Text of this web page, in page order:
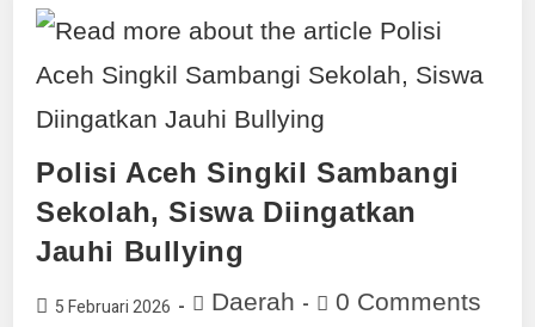
Polisi Aceh Singkil Sambangi
Sekolah, Siswa Diingatkan
Jauhi Bullying
5 Februari 2026 Daerah 0 Comments